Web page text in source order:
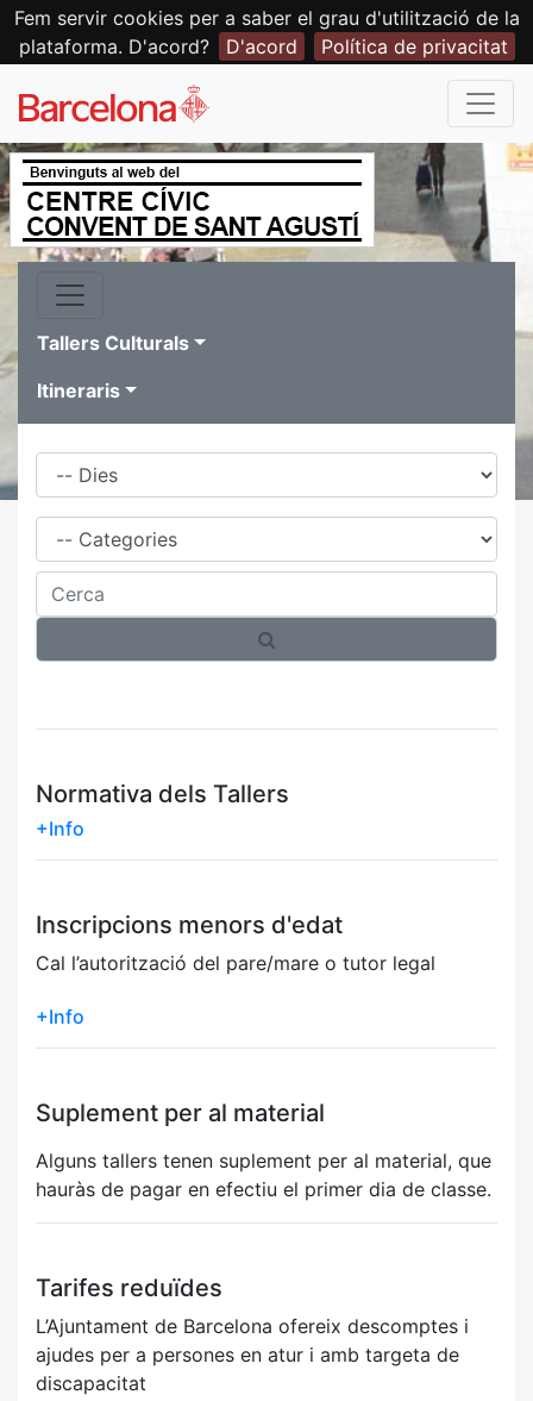
Fem servir cookies per a saber el grau d'utilització de la
plataforma. D'acord?
D'acord Política de privacitat
Tallers Culturals
Itineraris
Dies
Família
Cerca
Normativa dels Tallers
+Info
Inscripcions menors d'edat
Cal l’autorització del pare/mare o tutor legal
+Info
Suplement per al material
Alguns tallers tenen suplement per al material, que
hauràs de pagar en efectiu el primer dia de classe.
Tarifes reduïdes
L’Ajuntament de Barcelona ofereix descomptes i
ajudes per a persones en atur i amb targeta de
discapacitat